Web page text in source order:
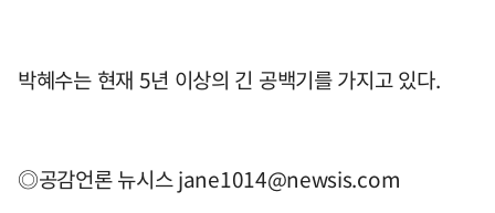
박혜수는 현재 5년 이상의 긴 공백기를 가지고 있다.
◎공감언론 뉴시스jane1014@newsis.com